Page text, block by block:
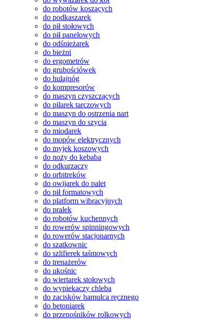
do robotów koszących
do podkaszarek
do pił stołowych
do pił panelowych
do odśnieżarek
do bieżni
do ergometrów
do grubościówek
do hulajnóg
do kompresorów
do maszyn czyszczących
do pilarek tarczowych
do maszyn do ostrzenia nart
do maszyn do szycia
do miodarek
do mopów elektrycznych
do myjek koszowych
do noży do kebaba
do odkurzaczy
do orbitreków
do owijarek do palet
do pił formatowych
do platform wibracyjnych
do pralek
do robotów kuchennych
do rowerów spinningowych
do rowerów stacjonarnych
do szatkownic
do szlifierek taśmowych
do trenażerów
do ukośnic
do wiertarek stołowych
do wypiekaczy chleba
do zacisków hamulca ręcznego
do betoniarek
do przenośników rolkowych